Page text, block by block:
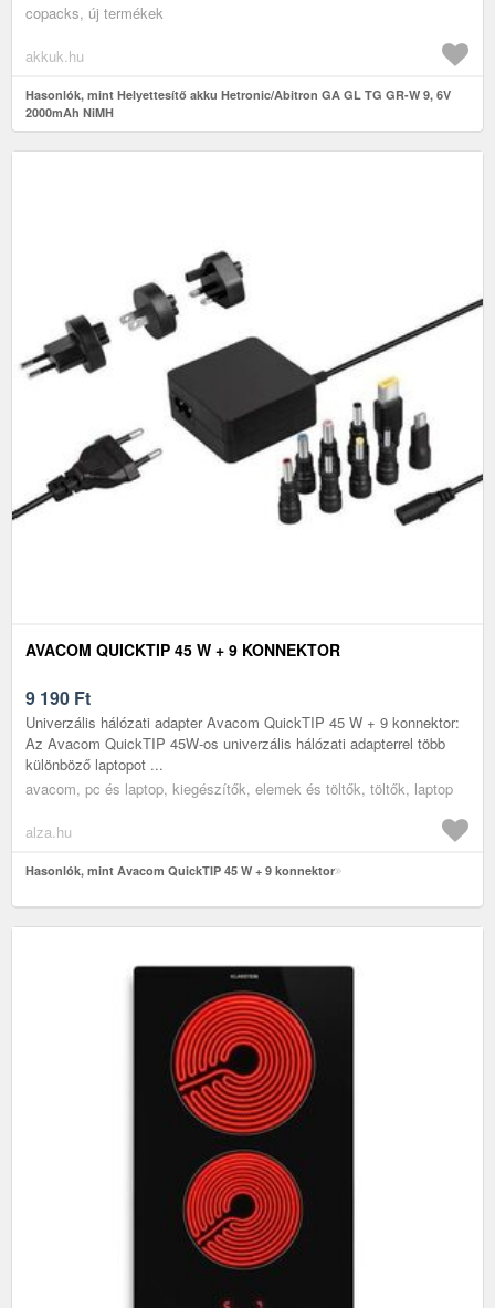
copacks, új termékek
akkuk.hu
Hasonlók, mint Helyettesítő akku Hetronic/Abitron GA GL TG GR-W 9, 6V
2000mAh NiMH
AVACOM QUICKTIP 45 W + 9 KONNEKTOR
9 190 Ft
Univerzális hálózati adapter Avacom QuickTIP 45 W + 9 konnektor:
Az Avacom QuickTIP 45W-os univerzális hálózati adapterrel több
különböző laptopot ...
avacom, pc és laptop, kiegészítők, elemek és töltők, töltők, laptop
alza.hu
Hasonlók, mint Avacom QuickTIP 45 W + 9 konnektor